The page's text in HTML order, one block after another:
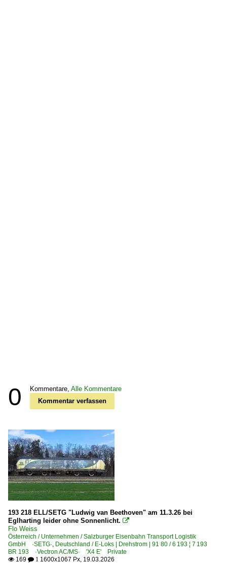
0 Kommentare, Alle Kommentare
Kommentar verfassen
193 218 ELL/SETG "Ludwig van Beethoven" am 11.3.26 bei
Eglharting leider ohne Sonnenlicht. 
Flo Weiss
Österreich / Unternehmen / Salzburger Eisenbahn Transport Logistik
GmbH ·SETG·, Deutschland / E-Loks | Drehstrom | 91 80 / 6 193 ¦ 7 193
BR 193 ·Vectron AC/MS· 'X4 E' Private
 169  1 1600x1067 Px, 19.03.2026